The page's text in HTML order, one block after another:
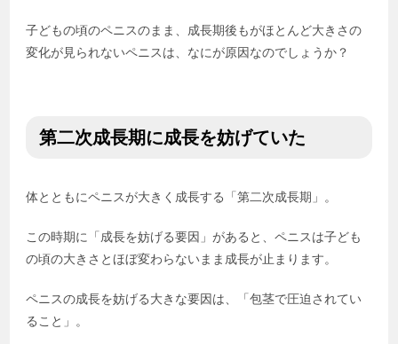
子どもの頃のペニスのまま、成長期後もがほとんど大きさの
変化が見られないペニスは、なにが原因なのでしょうか？
第二次成長期に成長を妨げていた
体とともにペニスが大きく成長する「第二次成長期」。
この時期に「成長を妨げる要因」があると、ペニスは子ども
の頃の大きさとほぼ変わらないまま成長が止まります。
ペニスの成長を妨げる大きな要因は、「包茎で圧迫されてい
ること」。